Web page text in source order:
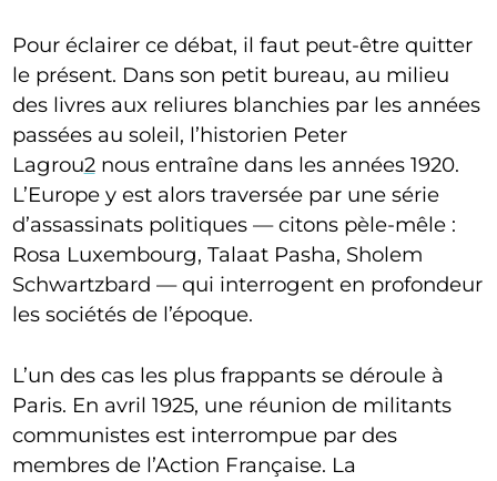
Pour éclairer ce débat, il faut peut-être quitter
le présent. Dans son petit bureau, au milieu
des livres aux reliures blanchies par les années
passées au soleil, l’historien Peter
Lagrou2nous entraîne dans les années 1920.
L’Europe y est alors traversée par une série
d’assassinats politiques — citons pèle-mêle :
Rosa Luxembourg, Talaat Pasha, Sholem
Schwartzbard — qui interrogent en profondeur
les sociétés de l’époque.
L’un des cas les plus frappants se déroule à
Paris. En avril 1925, une réunion de militants
communistes est interrompue par des
membres de l’Action Française. La